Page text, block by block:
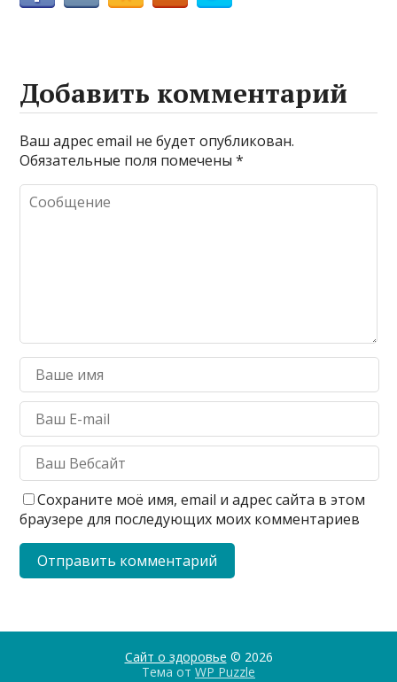
Добавить комментарий
Ваш адрес email не будет опубликован.
Обязательные поля помечены*
Сохраните моё имя, email и адрес сайта в этом
браузере для последующих моих комментариев
Сайт о здоровье © 2026
Тема от WP Puzzle